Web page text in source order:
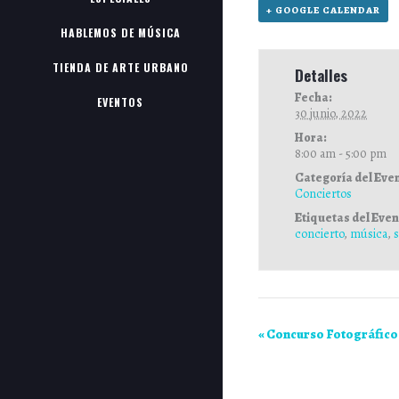
HABLEMOS DE MÚSICA
TIENDA DE ARTE URBANO
EVENTOS
+ GOOGLE CALENDAR
Detalles
Fecha:
30 junio, 2022
Hora:
8:00 am - 5:00 pm
Categoría del
Conciertos
Etiquetas del
concierto, música,
«Concurso Fotográfico